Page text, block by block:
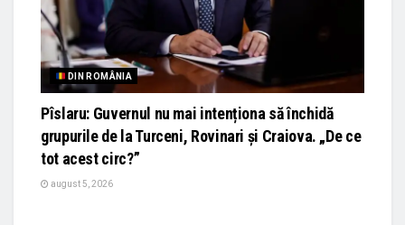
DIN ROMÂNIA
Pîslaru: Guvernul nu mai intenționa să închidă
grupurile de la Turceni, Rovinari și Craiova. „De ce
tot acest circ?”
august 5, 2026